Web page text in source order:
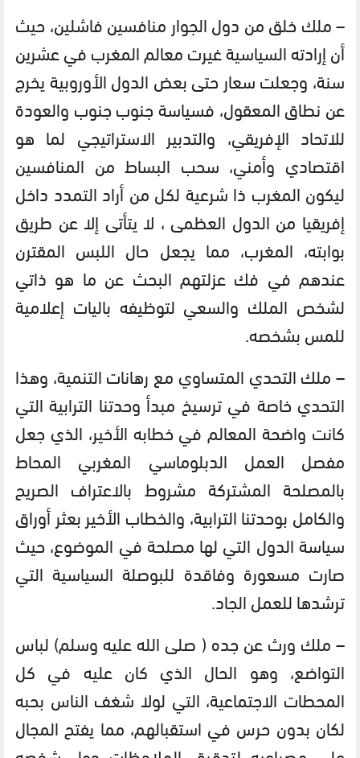
– ملك خلق من دول الجوار منافسين فاشلين، حيث
أن إرادته السياسية غيرت معالم المغرب في عشرين
سنة، وجعلت سعار حتى بعض الدول الأوروبية يخرج
عن نطاق المعقول، فسياسة جنوب جنوب والعودة
للاتحاد الإفريقي، والتدبير الاستراتيجي لما هو
اقتصادي وأمني، سحب البساط من المنافسين
ليكون المغرب ذا شرعية لكل من أراد التمدد داخل
إفريقيا من الدول العظمى ، لا يتأتى إلا عن طريق
بوابته، المغرب، مما يجعل حال اللبس المقترن
عندهم في فك عزلتهم البحث عن ما هو ذاتي
لشخص الملك والسعي لتوظيفه باليات إعلامية
للمس بشخصه.
– ملك التحدي المتساوي مع رهانات التنمية، وهذا
التحدي خاصة في ترسيخ مبدأ وحدتنا الترابية التي
كانت واضحة المعالم في خطابه الأخير، الذي جعل
مفصل العمل الدبلوماسي المغربي المحاط
بالمصلحة المشتركة مشروط بالاعتراف الصريح
والكامل بوحدتنا الترابية، والخطاب الأخير بعثر أوراق
سياسة الدول التي لها مصلحة في الموضوع، حيث
صارت مسعورة وفاقدة للبوصلة السياسية التي
ترشدها للعمل الجاد.
– ملك ورث عن جده ( صلى الله عليه وسلم) لباس
التواضع، وهو الحال الذي كان عليه في كل
المحطات الاجتماعية، التي لولا شغف الناس بحبه
لكان بدون حرس في استقبالهم، مما يفتح المجال